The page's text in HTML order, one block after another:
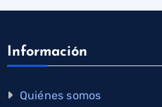
Información
Quiénes somos